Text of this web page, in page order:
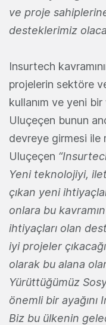
ve proje
desteklerimiz
Insurtech
projelerin sektöre
kullanım ve yeni
Uluçeçen bunun
devreye girmesi ile
Uluçeçen
Yeni teknolojiyi,
çıkan yeni
onlara bu
ihtiyaçları olan
iyi projeler
olarak bu alana
Yürüttüğümüz
önemli bir ayağını
Biz bu ülkenin